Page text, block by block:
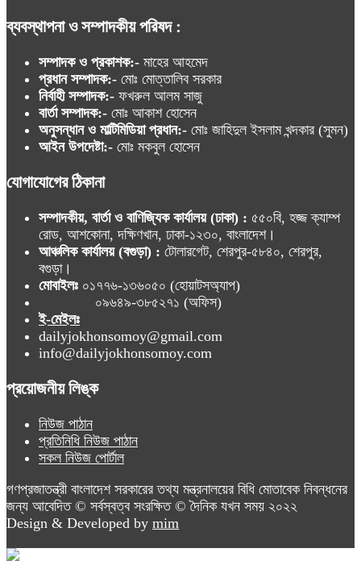
ব্যবস্থাপনা ও সম্পাদকীয় পরিষদ :
সম্পাদক ও প্রকাশক:- মাহের আহমেদ
প্রধান সম্পাদক:- মোঃ মোত্তালিব সরকার
নির্বাহী সম্পাদক:- ফখরুল আলম সাজু
বার্তা সম্পাদক:- মোঃ আকাশ হোসেন
অনুসন্ধান ও মাল্টিমিডিয়া প্রধান:- মোঃ জাহিদুল ইসলাম খন্দকার (সুমন)
আইন উপদেষ্টা:- মোঃ মকবুল হোসেন
যোগাযোগের ঠিকানা
সম্পাদকীয়, বার্তা ও বাণিজ্যিক কার্যালয় (ঢাকা) : ৫৫০বি, হজ্জ ক্যাম্প
রোড, আশকোনা, দক্ষিণখান, ঢাকা-১২৩০, বাংলাদেশ।
আঞ্চলিক কার্যালয় (বগুড়া) : টোলারগেট, শেরপুর-৫৮৪০, শেরপুর,
বগুড়া।
মোবাইলঃ ০১৭৭৬-১৩৬০৫০ (হোয়াটসঅ্যাপ)
০৯৬৪৯-৩৮৫২৭১ (অফিস)
ই-মেইলঃ
dailyjokhonsomoy@gmail.com
info@dailyjokhonsomoy.com
প্রয়োজনীয় লিঙ্ক
নিউজ পাঠান
প্রতিনিধি নিউজ পাঠান
সকল নিউজ পোর্টাল
গণপ্রজাতন্ত্রী বাংলাদেশ সরকারের তথ্য মন্ত্রনালয়ের বিধি মোতাবেক নিবন্ধনের
জন্য আবেদিত © সর্বস্বত্ব সংরক্ষিত © দৈনিক যখন সময় ২০২২
Design & Developed by mim